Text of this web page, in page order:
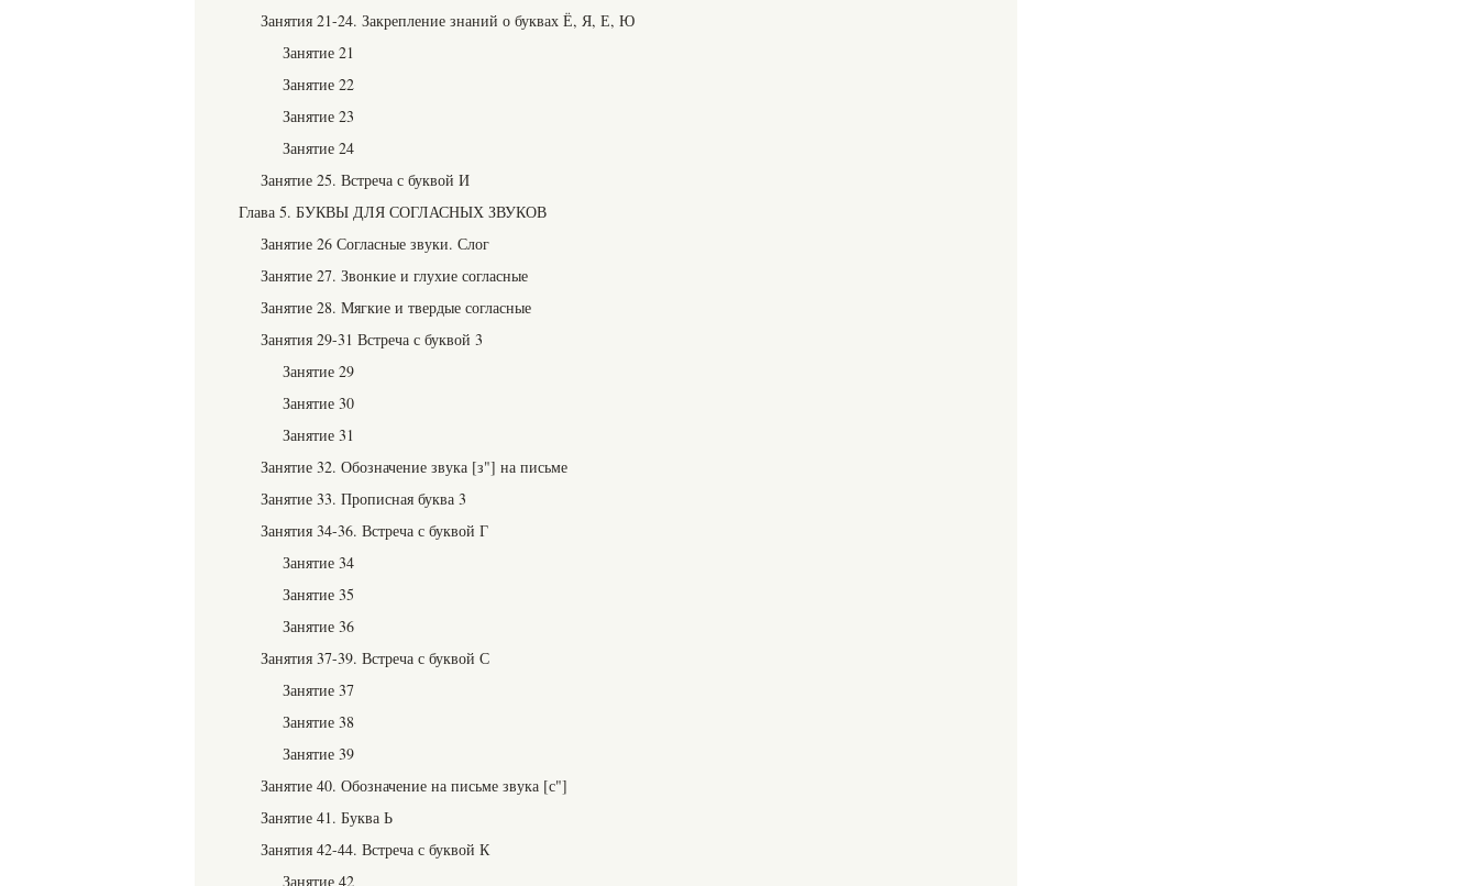
Занятия 21-24. Закрепление знаний о буквах Ё, Я, Е, Ю
Занятие 21
Занятие 22
Занятие 23
Занятие 24
Занятие 25. Встреча с буквой И
Глава 5. БУКВЫ ДЛЯ СОГЛАСНЫХ ЗВУКОВ
Занятие 26 Согласные звуки. Слог
Занятие 27. Звонкие и глухие согласные
Занятие 28. Мягкие и твердые согласные
Занятия 29-31 Встреча с буквой 3
Занятие 29
Занятие 30
Занятие 31
Занятие 32. Обозначение звука [з"] на письме
Занятие 33. Прописная буква 3
Занятия 34-36. Встреча с буквой Г
Занятие 34
Занятие 35
Занятие 36
Занятия 37-39. Встреча с буквой С
Занятие 37
Занятие 38
Занятие 39
Занятие 40. Обозначение на письме звука [с"]
Занятие 41. Буква Ь
Занятия 42-44. Встреча с буквой К
Занятие 42